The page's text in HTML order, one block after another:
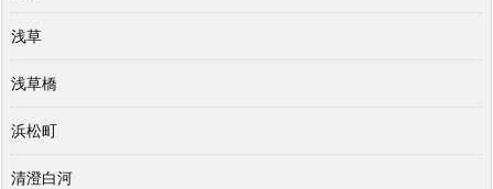
浅草
浅草橋
浜松町
清澄白河